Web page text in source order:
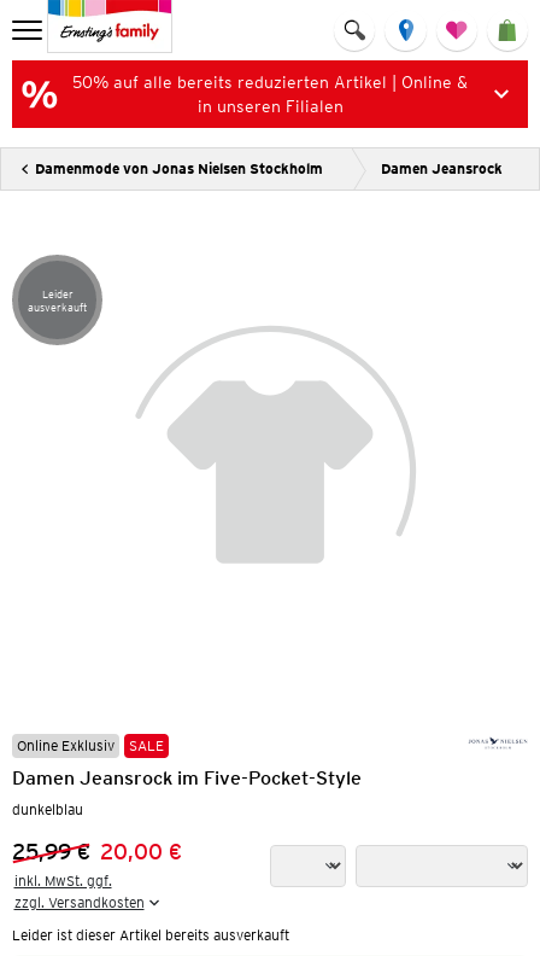
50% auf alle bereits reduzierten Artikel | Online &
in unseren Filialen
Damenmode von Jonas Nielsen Stockholm Damen Jeansrock
Artikel leider ausverkauft
Leider
ausverkauft
Online Exklusiv SALE
Damen Jeansrock im Five-Pocket-Style
dunkelblau
Vorheriger Preis:
25,99 €
Neuer Preis:20,00 €
inkl. MwSt. ggf.
zzgl. Versandkosten
Leider ist dieser Artikel bereits ausverkauft